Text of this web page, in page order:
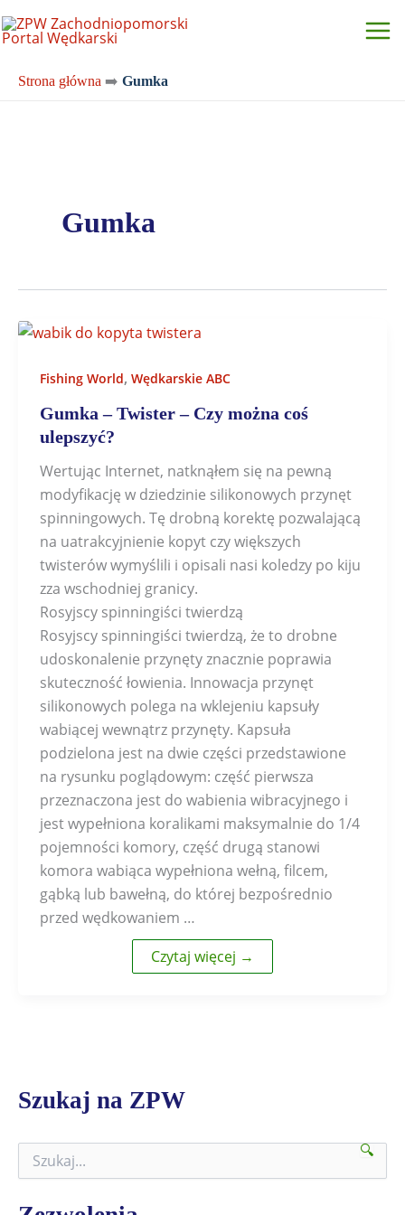
do
Strona główna ➡️ Gumka
Gumka
Fishing World, Wędkarskie ABC
Gumka – Twister – Czy można coś
ulepszyć?
Wertując Internet, natknąłem się na pewną
modyfikację w dziedzinie silikonowych przynęt
spinningowych. Tę drobną korektę pozwalającą
na uatrakcyjnienie kopyt czy większych
twisterów wymyślili i opisali nasi koledzy po kiju
zza wschodniej granicy.
Rosyjscy spinningiści twierdzą
Rosyjscy spinningiści twierdzą, że to drobne
udoskonalenie przynęty znacznie poprawia
skuteczność łowienia. Innowacja przynęt
silikonowych polega na wklejeniu kapsuły
wabiącej wewnątrz przynęty. Kapsuła
podzielona jest na dwie części przedstawione
na rysunku poglądowym: część pierwsza
przeznaczona jest do wabienia wibracyjnego i
jest wypełniona koralikami maksymalnie do 1/4
pojemności komory, część drugą stanowi
komora wabiąca wypełniona wełną, filcem,
gąbką lub bawełną, do której bezpośrednio
przed wędkowaniem …
Czytaj więcej →
Szukaj na ZPW
k
🔍